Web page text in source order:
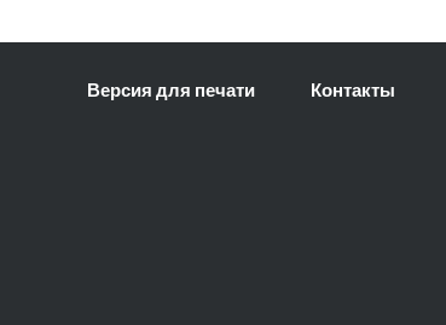
Версия для печати Контакты